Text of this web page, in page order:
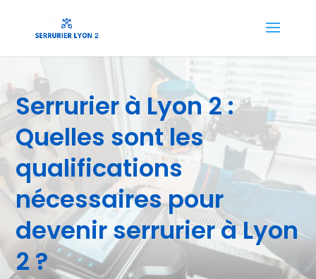
Serrurier à Lyon 2 :
Quelles sont les
qualifications
nécessaires pour
devenir serrurier à Lyon
2 ?